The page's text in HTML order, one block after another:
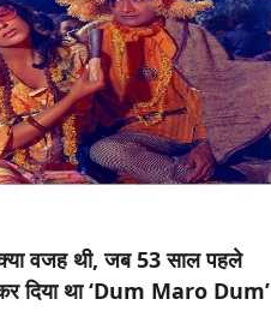
वजह थी, जब 53 साल पहले
दिया था ‘Dum Maro Dum’